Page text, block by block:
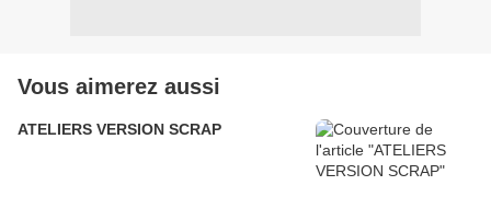
Vous aimerez aussi
ATELIERS VERSION SCRAP